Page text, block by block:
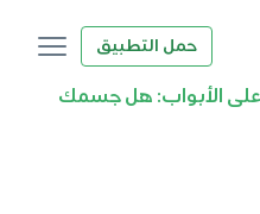
حمل التطبيق
الأبواب: هل جسمك